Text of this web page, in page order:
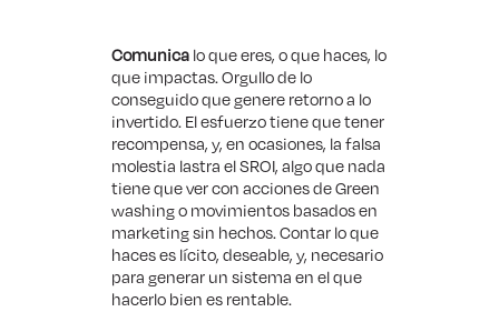
Comunicalo que eres, o que haces, lo
que impactas. Orgullo de lo
conseguido que genere retorno a lo
invertido. El esfuerzo tiene que tener
recompensa, y, en ocasiones, la falsa
molestia lastra el SROI, algo que nada
tiene que ver con acciones de Green
washing o movimientos basados en
marketing sin hechos. Contar lo que
haces es lícito, deseable, y, necesario
para generar un sistema en el que
hacerlo bien es rentable.